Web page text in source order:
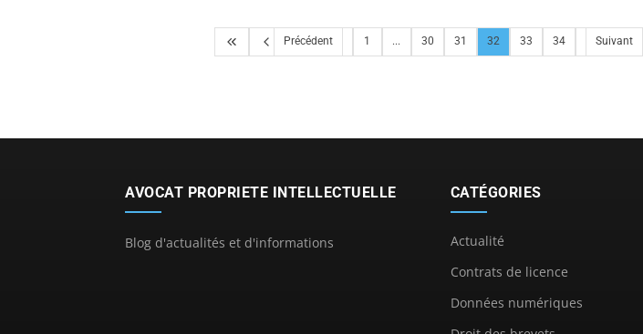
Précédent 1 ... 30 31 32 33 34 Suivant
AVOCAT PROPRIETE INTELLECTUELLE
Blog d'actualités et d'informations
CATÉGORIES
Actualité
Contrats de licence
Données numériques